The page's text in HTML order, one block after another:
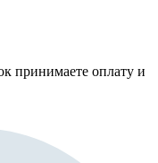
принимаете оплату и